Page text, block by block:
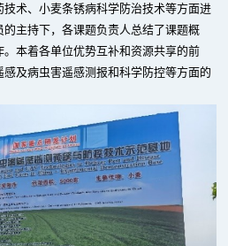
术、小麦条锈病科学防治技术等方面进
主持下，各课题负责人总结了课题概
本着各单位优势互补和资源共享的前
及病虫害遥感测报和科学防控等方面的